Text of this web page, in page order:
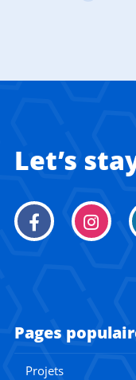
Let’s
Pages
Projets